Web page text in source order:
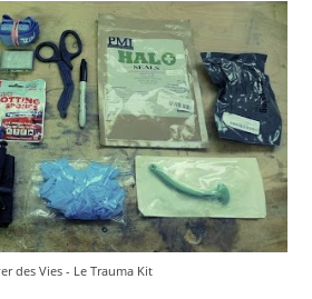
des Vies - Le Trauma Kit